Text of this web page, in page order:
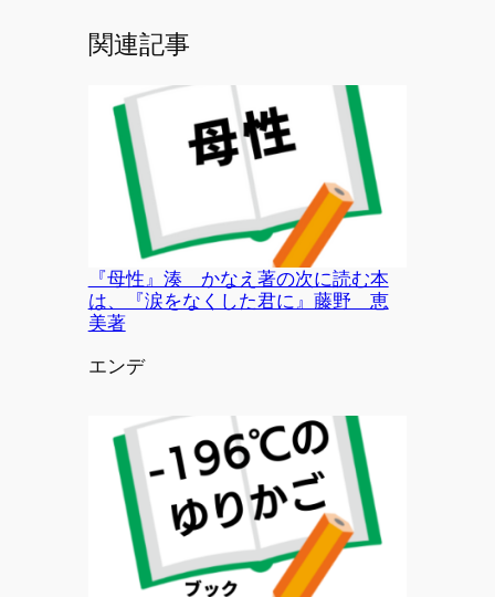
関連記事
『母性』湊 かなえ著の次に読む本
は、『涙をなくした君に』藤野 恵
美著
投稿者
エンデ